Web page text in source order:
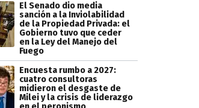
El Senado dio media
sanción a la Inviolabilidad
de la Propiedad Privada: el
Gobierno tuvo que ceder
en la Ley del Manejo del
Fuego
Encuesta rumbo a 2027:
cuatro consultoras
midieron el desgaste de
Milei y la crisis de liderazgo